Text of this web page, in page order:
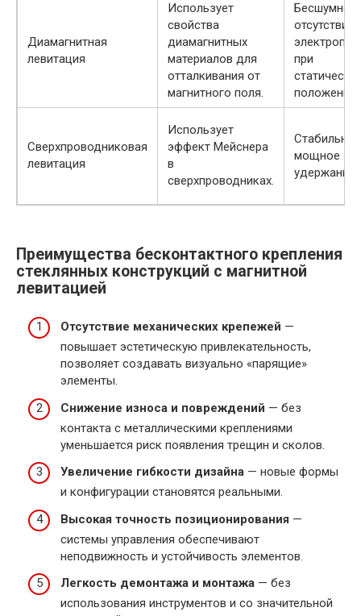
Диамагнитная
левитация
Использует
свойства
диамагнитных
материалов для
отталкивания от
магнитного поля.
отсутствие
при
положении.
Сверхпроводниковая
левитация
Использует
эффект Мейснера
в
сверхпроводниках.
мощное
удержание.
Преимущества бесконтактного крепления
стеклянных конструкций с магнитной
левитацией
Отсутствие механических крепежей —
повышает эстетическую привлекательность,
позволяет создавать визуально «парящие»
элементы.
Снижение износа и повреждений — без
контакта с металлическими креплениями
уменьшается риск появления трещин и сколов.
Увеличение гибкости дизайна — новые формы
и конфигурации становятся реальными.
Высокая точность позиционирования —
системы управления обеспечивают
неподвижность и устойчивость элементов.
Легкость демонтажа и монтажа — без
использования инструментов и со значительной